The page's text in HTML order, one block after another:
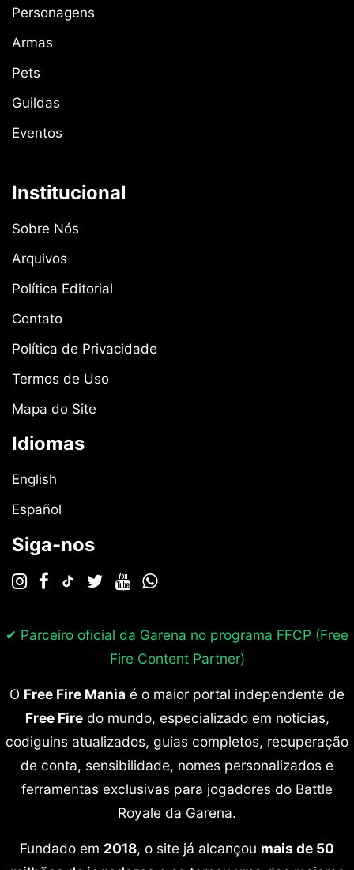
Personagens
Armas
Pets
Guildas
Eventos
Institucional
Sobre Nós
Arquivos
Política Editorial
Contato
Política de Privacidade
Termos de Uso
Mapa do Site
Idiomas
English
Español
Siga-nos
✔ Parceiro oficial da Garena no programa FFCP (Free
Fire Content Partner)
O Free Fire Mania é o maior portal independente de
Free Firedo mundo, especializado em notícias,
codiguins atualizados, guias completos, recuperação
de conta, sensibilidade, nomes personalizados e
ferramentas exclusivas para jogadores do Battle
Royale da Garena.
Fundado em 2018, o site já alcançou mais de 50